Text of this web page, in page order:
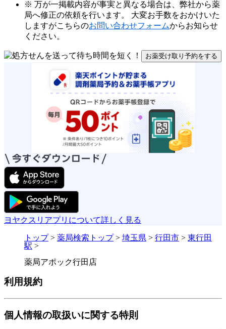
※ 万が一掲載内容が事実と異なる場合は、弊社から薬
局へ修正の依頼を行います。 大変お手数をおかけいた
しますがこちらのお問い合わせフォームからお知らせ
ください。
お薬受け取り予約をする
ヨヤクスリアプリについて詳しく見る
トップ> 薬局検索トップ> 埼玉県 > 行田市 > 東行田
駅 >
薬局アポック行田店
利用規約
個人情報の取扱いに関する特則